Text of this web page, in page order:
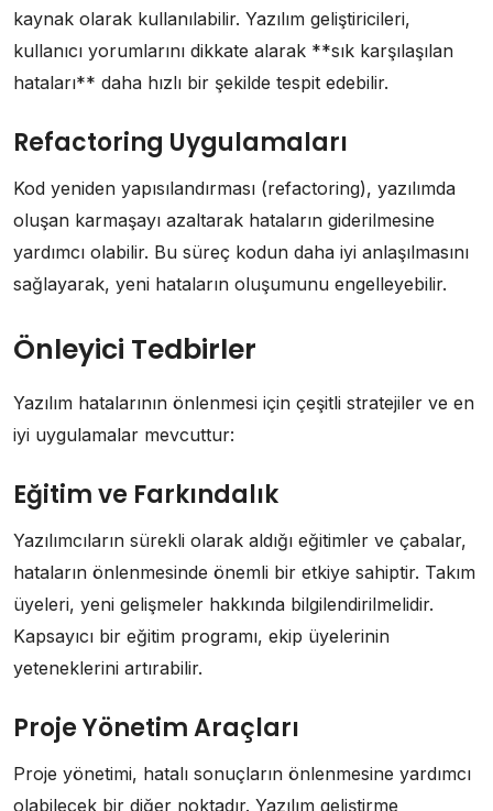
kaynak olarak kullanılabilir. Yazılım geliştiricileri,
kullanıcı yorumlarını dikkate alarak **sık karşılaşılan
hataları** daha hızlı bir şekilde tespit edebilir.
Refactoring Uygulamaları
Kod yeniden yapısılandırması (refactoring), yazılımda
oluşan karmaşayı azaltarak hataların giderilmesine
yardımcı olabilir. Bu süreç kodun daha iyi anlaşılmasını
sağlayarak, yeni hataların oluşumunu engelleyebilir.
Önleyici Tedbirler
Yazılım hatalarının önlenmesi için çeşitli stratejiler ve en
iyi uygulamalar mevcuttur:
Eğitim ve Farkındalık
Yazılımcıların sürekli olarak aldığı eğitimler ve çabalar,
hataların önlenmesinde önemli bir etkiye sahiptir. Takım
üyeleri, yeni gelişmeler hakkında bilgilendirilmelidir.
Kapsayıcı bir eğitim programı, ekip üyelerinin
yeteneklerini artırabilir.
Proje Yönetim Araçları
Proje yönetimi, hatalı sonuçların önlenmesine yardımcı
olabilecek bir diğer noktadır. Yazılım geliştirme